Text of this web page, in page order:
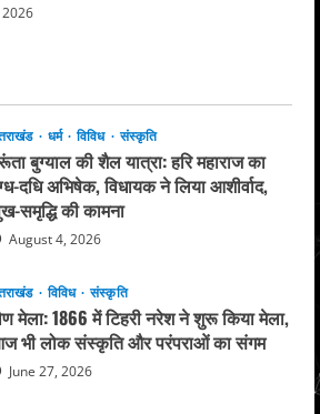
2026
धर्म विविध संस्कृति
बुग्याल की शैल यात्रा: हरि महाराज का
दधि अभिषेक, विधायक ने लिया आशीर्वाद,
समृद्धि की कामना
August 4, 2026
विविध संस्कृति
मेला: 1866 में टिहरी नरेश ने शुरू किया मेला,
भी लोक संस्कृति और परंपराओं का संगम
June 27, 2026